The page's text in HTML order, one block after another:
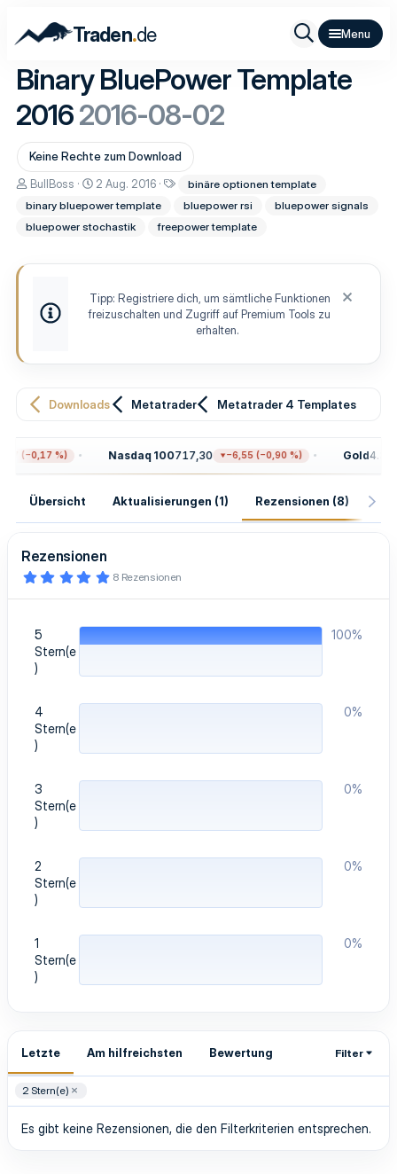
Traden.de
Binary BluePower Template
20162016-08-02
Keine Rechte zum Download
A
t
o
BullBoss
D
t
u
r
t
e
n
2 Aug. 2016
l
w
r
t
e
binäre optionen template
binary bluepower template
bluepower rsi
bluepower signals
bluepower stochastik
freepower template
Tipp: Registriere dich, um sämtliche Funktionen
freizuschalten und Zugriff auf Premium Tools zu
erhalten.
Downloads Metatrader Metatrader 4 Templates
(−0,17 %) Nasdaq 100717,30 −6,55 (−0,90 %) Gold
Übersicht Aktualisierungen (1) Rezensionen (8)
Rezensionen
5
0
S
t
n
e
8 Rezensionen
5
Stern(e
)
100%
4
Stern(e
)
0%
3
Stern(e
)
0%
2
Stern(e
)
0%
1
Stern(e
)
0%
Letzte Am hilfreichsten Bewertung Filter
2 Stern(e)
Es gibt keine Rezensionen, die den Filterkriterien entsprechen.